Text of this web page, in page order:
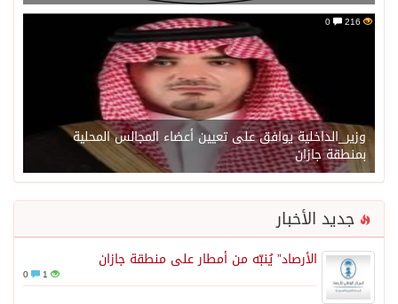
216
وزير_الداخلية يوافق على تعيين أعضاء المجالس المحلية
بمنطقة جازان
جديد الأخبار
الأرصاد” يُنبّه من أمطار على منطقة جازان
1